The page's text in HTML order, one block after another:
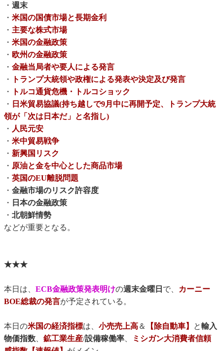
・ 週末
・ 米国の国債市場と長期金利
・ 主要な株式市場
・ 米国の金融政策
・ 欧州の金融政策
・ 金融当局者や要人による発言
・
トランプ大統領や政権による発表や決定及び発言
・
トルコ通貨危機・トルコショック
・ 日米貿易協議(持ち越しで9月中に再開予定、トランプ大統
領が「次は日本だ」と名指し)
・ 人民元安
・ 米中貿易戦争
・ 新興国リスク
・ 原油と金を中心とした商品市場
・ 英国のEU離脱問題
・ 金融市場のリスク許容度
・ 日本の金融政策
・ 北朝鮮情勢
などが重要となる。
★★★
本日は、 ECB金融政策発表明けの週末金曜日 で、 カーニー
BOE総裁の発言が予定されている。
本日の米国の経済指標は、 小売売上高＆ 【除自動車】 と輸入
物価指数、 鉱工業生産/設備稼働率、
ミシガン大消費者信頼